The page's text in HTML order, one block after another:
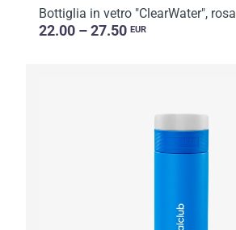
Bottiglia in vetro "ClearWater", rosa
22.00 – 27.50 EUR